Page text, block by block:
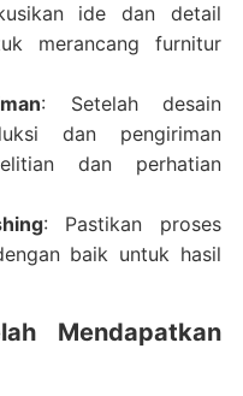
ide dan detail
merancang furnitur
: Setelah desain
dan pengiriman
dan perhatian
: Pastikan proses
baik untuk hasil
Mendapatkan